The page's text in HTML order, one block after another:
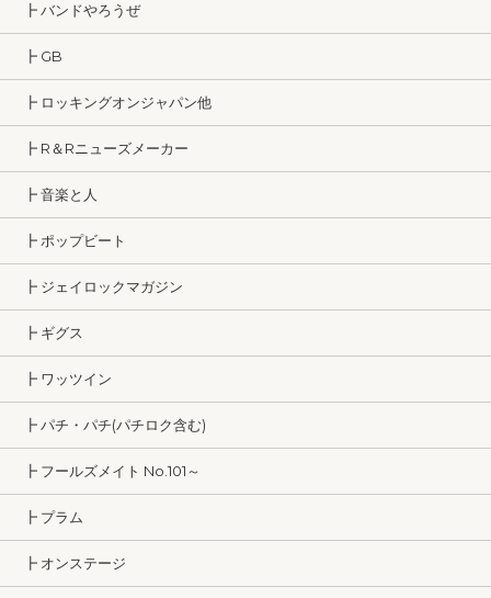
┣ バンドやろうぜ
┣ GB
┣ ロッキングオンジャパン他
┣ R＆Rニューズメーカー
┣ 音楽と人
┣ ポップビート
┣ ジェイロックマガジン
┣ ギグス
┣ ワッツイン
┣ パチ・パチ(パチロク含む)
┣ フールズメイト No.101～
┣ プラム
┣ オンステージ